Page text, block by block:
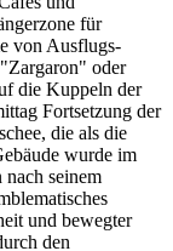
für
von Ausflugs-
oder
die Kuppeln der
Fortsetzung der
die als die
wurde im
seinem
und bewegter
den